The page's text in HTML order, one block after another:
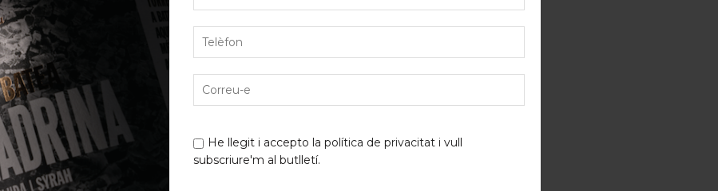
He llegit i accepto la política de privacitat i vull
subscriure'm al butlletí.